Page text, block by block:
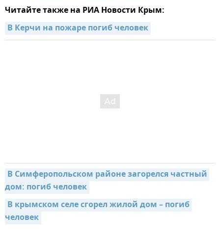
Читайте также на РИА Новости Крым:
В Керчи на пожаре погиб человек
В Симферопольском районе загорелся частный
дом: погиб человек
В крымском селе сгорел жилой дом – погиб
человек